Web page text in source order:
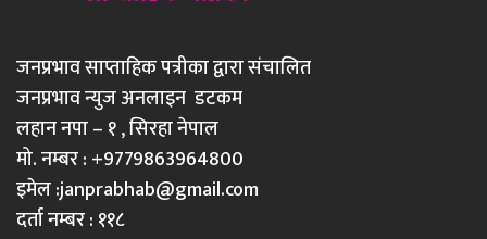
जनप्रभाव साप्ताहिक पत्रीका द्वारा संचालित
जनप्रभाव न्युज अनलाइन डटकम
लहान नपा – १ , सिरहा नेपाल
मो. नम्बर : +9779863964800
इमेल :janprabhab@gmail.com
दर्ता नम्बर : ११८